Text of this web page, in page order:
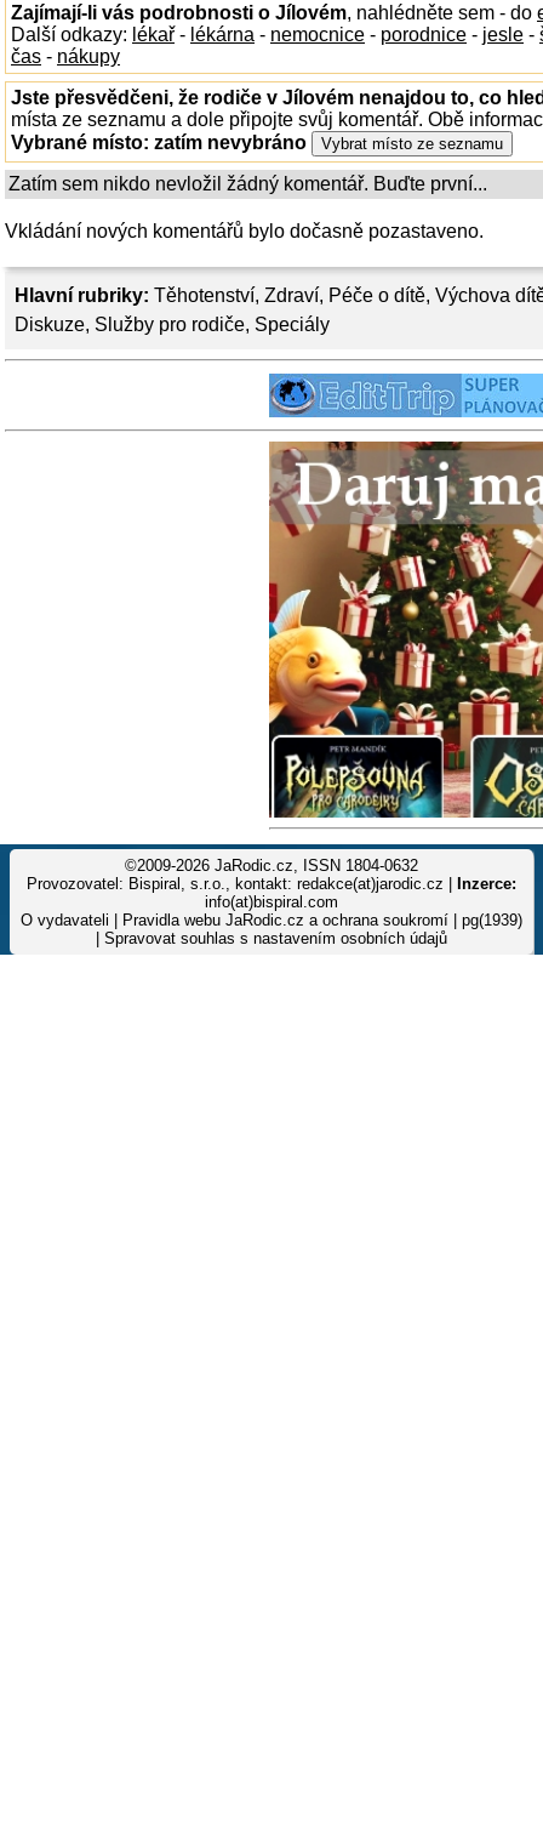
Hlavní rubriky: Těhotenství, Zdraví, Péče o dítě, Výchova
Diskuze, Služby pro rodiče, Speciály
Zajímají-li vás podrobnosti o Jílovém, nahlédněte sem - do
Další odkazy: lékař - lékárna - nemocnice - porodnice - jesle -
čas - nákupy
Jste přesvědčeni, že rodiče v Jílovém nenajdou to, co
místa ze seznamu a dole připojte svůj komentář. Obě
Vybrané místo: zatím nevybráno
Zatím sem nikdo nevložil žádný komentář. Buďte první...
Vkládání nových komentářů bylo dočasně pozastaveno.
©2009-2026 JaRodic.cz, ISSN 1804-0632
Provozovatel: Bispiral, s.r.o., kontakt: redakce(at)jarodic.cz |
Inzerce:
info(at)bispiral.com
O vydavateli
Pravidla webu JaRodic.cz a ochrana soukromí | pg(1939)
Spravovat souhlas s nastavením osobních údajů